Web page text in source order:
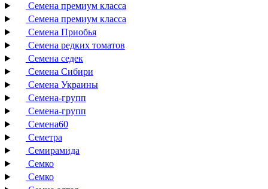
Семена премиум класса
Семена премиум класса
Семена Приобья
Семена редких томатов
Семена седек
Семена Сибири
Семена Украины
Семена-групп
Семена-групп
Семена60
Семетра
Семирамида
Семко
Семко